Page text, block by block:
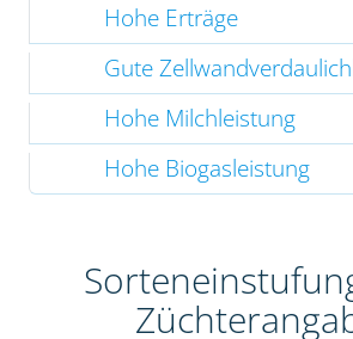
Hohe Erträge
Gute
Hohe Milchleistung
Hohe Biogasleistung